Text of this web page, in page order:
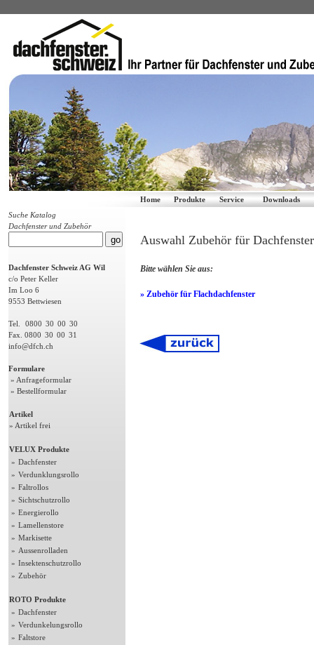
Home Produkte Service
Downloads
Suche Katalog
Dachfenster und Zubehör
Dachfenster Schweiz AG Wil
c/o Peter Keller
Im Loo 6
9553 Bettwiesen
Tel. 0800 30 00 30
Fax. 0800 30 00 31
info@dfch.ch
Formulare
» Anfrageformular
» Bestellformular
Artikel
» Artikel frei
VELUX Produkte
» Dachfenster
» Verdunklungsrollo
» Faltrollos
» Sichtschutzrollo
» Energierollo
» Lamellenstore
» Markisette
» Aussenrolladen
» Insektenschutzrollo
» Zubehör
ROTO Produkte
» Dachfenster
» Verdunkelungsrollo
» Faltstore
Auswahl Zubehör für Dachfenster
Bitte wählen Sie aus:
» Zubehör für Flachdachfenster